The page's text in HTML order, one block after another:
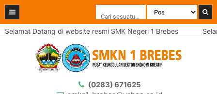
Selamat Datang di website resmi SMK Negeri 1 Brebes
(0283) 671625